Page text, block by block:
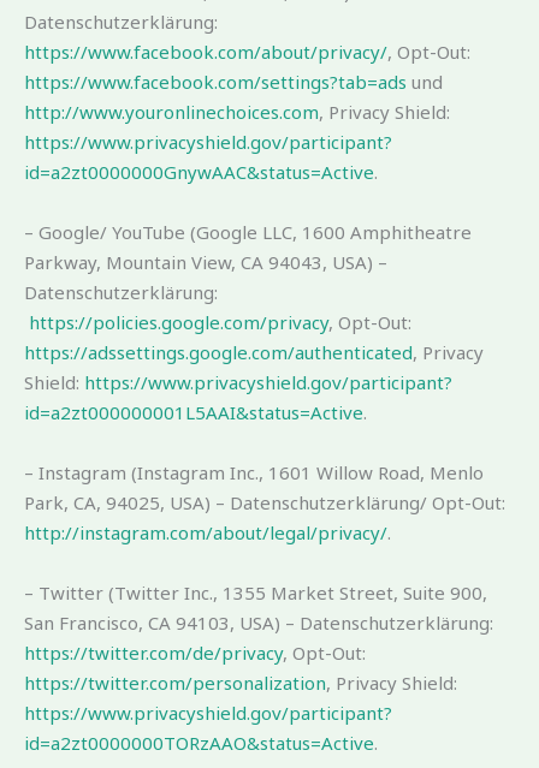
Datenschutzerklärung:
https://www.facebook.com/about/privacy/, Opt-Out:
https://www.facebook.com/settings?tab=ads und
http://www.youronlinechoices.com, Privacy Shield:
https://www.privacyshield.gov/participant?
id=a2zt0000000GnywAAC&status=Active.
– Google/ YouTube (Google LLC, 1600 Amphitheatre
Parkway, Mountain View, CA 94043, USA) –
Datenschutzerklärung:
https://policies.google.com/privacy, Opt-Out:
https://adssettings.google.com/authenticated, Privacy
Shield: https://www.privacyshield.gov/participant?
id=a2zt000000001L5AAI&status=Active.
– Instagram (Instagram Inc., 1601 Willow Road, Menlo
Park, CA, 94025, USA) – Datenschutzerklärung/ Opt-Out:
http://instagram.com/about/legal/privacy/.
– Twitter (Twitter Inc., 1355 Market Street, Suite 900,
San Francisco, CA 94103, USA) – Datenschutzerklärung:
https://twitter.com/de/privacy, Opt-Out:
https://twitter.com/personalization, Privacy Shield:
https://www.privacyshield.gov/participant?
id=a2zt0000000TORzAAO&status=Active.